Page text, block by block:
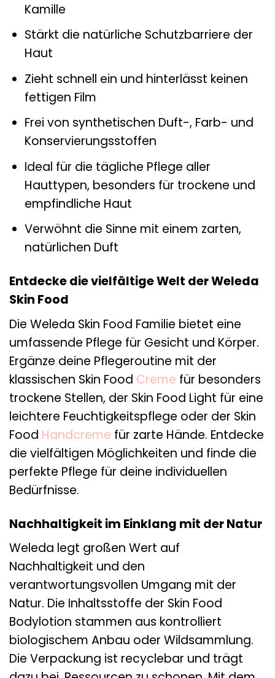
Kamille
Stärkt die natürliche Schutzbarriere der
Haut
Zieht schnell ein und hinterlässt keinen
fettigen Film
Frei von synthetischen Duft-, Farb- und
Konservierungsstoffen
Ideal für die tägliche Pflege aller
Hauttypen, besonders für trockene und
empfindliche Haut
Verwöhnt die Sinne mit einem zarten,
natürlichen Duft
Entdecke die vielfältige Welt der Weleda
Skin Food
Die Weleda Skin Food Familie bietet eine
umfassende Pflege für Gesicht und Körper.
Ergänze deine Pflegeroutine mit der
klassischen Skin Food Creme für besonders
trockene Stellen, der Skin Food Light für eine
leichtere Feuchtigkeitspflege oder der Skin
Food Handcreme für zarte Hände. Entdecke
die vielfältigen Möglichkeiten und finde die
perfekte Pflege für deine individuellen
Bedürfnisse.
Nachhaltigkeit im Einklang mit der Natur
Weleda legt großen Wert auf
Nachhaltigkeit und den
verantwortungsvollen Umgang mit der
Natur. Die Inhaltsstoffe der Skin Food
Bodylotion stammen aus kontrolliert
biologischem Anbau oder Wildsammlung.
Die Verpackung ist recyclebar und trägt